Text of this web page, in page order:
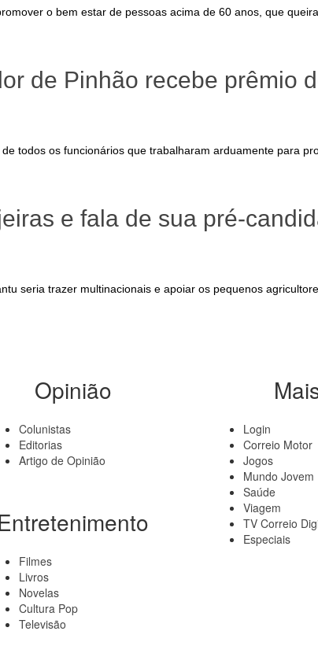
o bem estar de pessoas acima de 60 anos, que
de Pinhão recebe prêmio
todos os funcionários que trabalharam arduamente para
e fala de sua pré-
seria trazer multinacionais e apoiar os pequenos
Opinião
Colunistas
Editorias
Artigo de Opinião
Filmes
Livros
Novelas
Cultura Pop
Televisão
Login
Correio Motor
Jogos
Mundo Jovem
Saúde
Viagem
TV Correio
Especiais